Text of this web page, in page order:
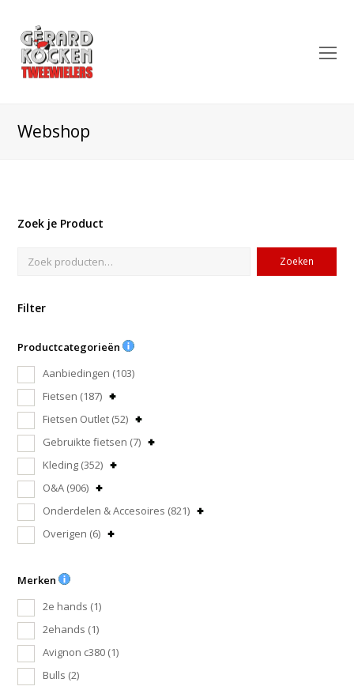
Webshop
Zoek je Product
Zoeken
Filter
Productcategorieën
Aanbiedingen (103)
Fietsen (187)
Fietsen Outlet (52)
Gebruikte fietsen (7)
Kleding (352)
O&A (906)
Onderdelen & Accesoires (821)
Overigen (6)
Merken
2e hands (1)
2ehands (1)
Avignon c380 (1)
Bulls (2)